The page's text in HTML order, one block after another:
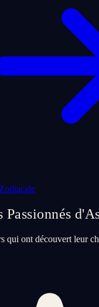
Passionnés
qui ont découvert leur